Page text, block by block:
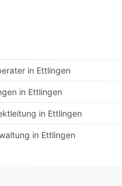
in Ettlingen
in Ettlingen
in Ettlingen
in Ettlingen